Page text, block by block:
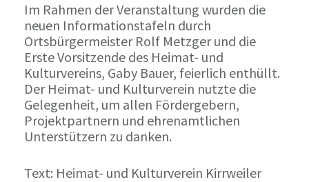
Im Rahmen der Veranstaltung wurden die
neuen Informationstafeln durch
Ortsbürgermeister Rolf Metzger und die
Erste Vorsitzende des Heimat- und
Kulturvereins, Gaby Bauer, feierlich enthüllt.
Der Heimat- und Kulturverein nutzte die
Gelegenheit, um allen Fördergebern,
Projektpartnern und ehrenamtlichen
Unterstützern zu danken.
Text: Heimat- und Kulturverein Kirrweiler